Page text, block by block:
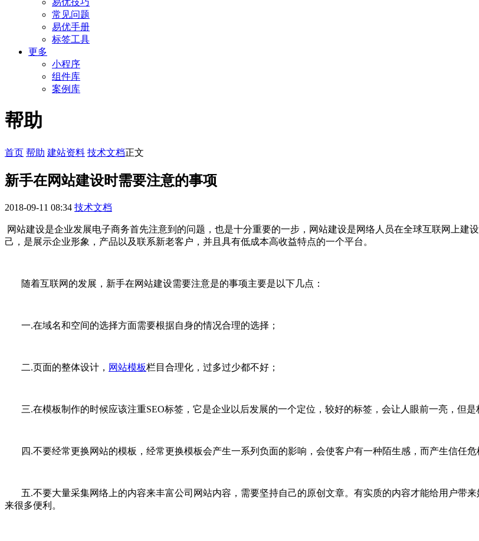
易优技巧
常见问题
易优手册
标签工具
更多
小程序
组件库
案例库
帮助
首页 帮助 建站资料 技术文档正文
新手在网站建设时需要注意的事项
2018-09-11 08:34 技术文档
网站建设是企业发展电子商务首先注意到的问题，也是十分重要的一步，网站建设是网络人员在全球互联网上建
己，是展示企业形象，产品以及联系新老客户，并且具有低成本高收益特点的一个平台。
随着互联网的发展，新手在网站建设需要注意是的事项主要是以下几点：
一.在域名和空间的选择方面需要根据自身的情况合理的选择；
二.页面的整体设计， 网站模板栏目合理化，过多过少都不好；
三.在模板制作的时候应该注重SEO标签，它是企业以后发展的一个定位，较好的标签，会让人眼前一亮，但是
四.不要经常更换网站的模板，经常更换模板会产生一系列负面的影响，会使客户有一种陌生感，而产生信任危
五.不要大量采集网络上的内容来丰富公司网站内容，需要坚持自己的原创文章。有实质的内容才能给用户带
来很多便利。